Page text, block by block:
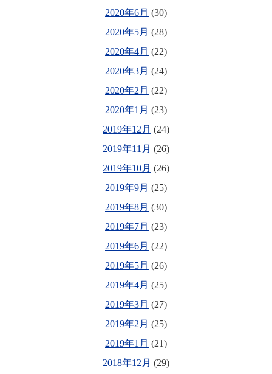
2020年6月 (30)
2020年5月 (28)
2020年4月 (22)
2020年3月 (24)
2020年2月 (22)
2020年1月 (23)
2019年12月 (24)
2019年11月 (26)
2019年10月 (26)
2019年9月 (25)
2019年8月 (30)
2019年7月 (23)
2019年6月 (22)
2019年5月 (26)
2019年4月 (25)
2019年3月 (27)
2019年2月 (25)
2019年1月 (21)
2018年12月 (29)